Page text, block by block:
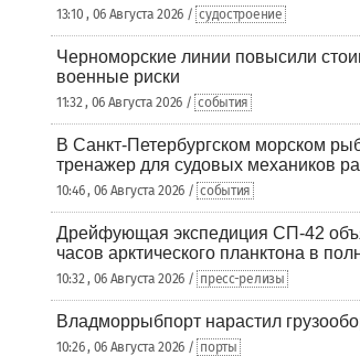
13:10 , 06 Августа 2026 / судостроение
Черноморские линии повысили
военные риски
11:32 , 06 Августа 2026 / события
В Санкт-Петербургском морском
тренажер для судовых механиков
10:46 , 06 Августа 2026 / события
Дрейфующая экспедиция СП-42
часов арктического планктона в
10:32 , 06 Августа 2026 / пресс-релизы
Владморрыбпорт нарастил
10:26 , 06 Августа 2026 / порты